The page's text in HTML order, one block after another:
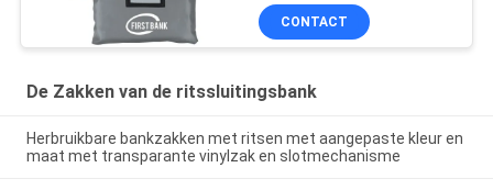
CONTACT
De Zakken van de ritssluitingsbank
Herbruikbare bankzakken met ritsen met aangepaste kleur en
maat met transparante vinylzak en slotmechanisme